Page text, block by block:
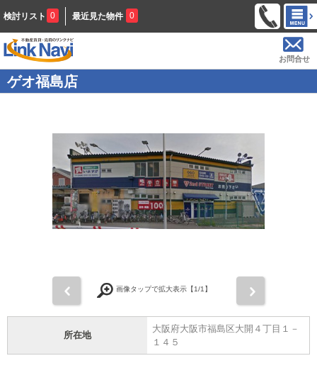
検討リスト 0 最近見た物件 0
お問合せ
ゲオ福島店
画像タップで拡大表示【1/1】
所在地
大阪府大阪市福島区大開４丁目１－
１４５